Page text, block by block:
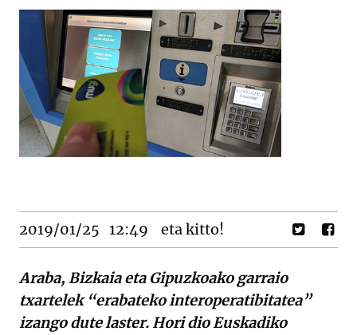
2019/01/25 12:49 eta kitto!
Araba, Bizkaia eta Gipuzkoako garraio
txartelek “erabateko interoperatibitatea”
izango dute laster. Hori dio Euskadiko